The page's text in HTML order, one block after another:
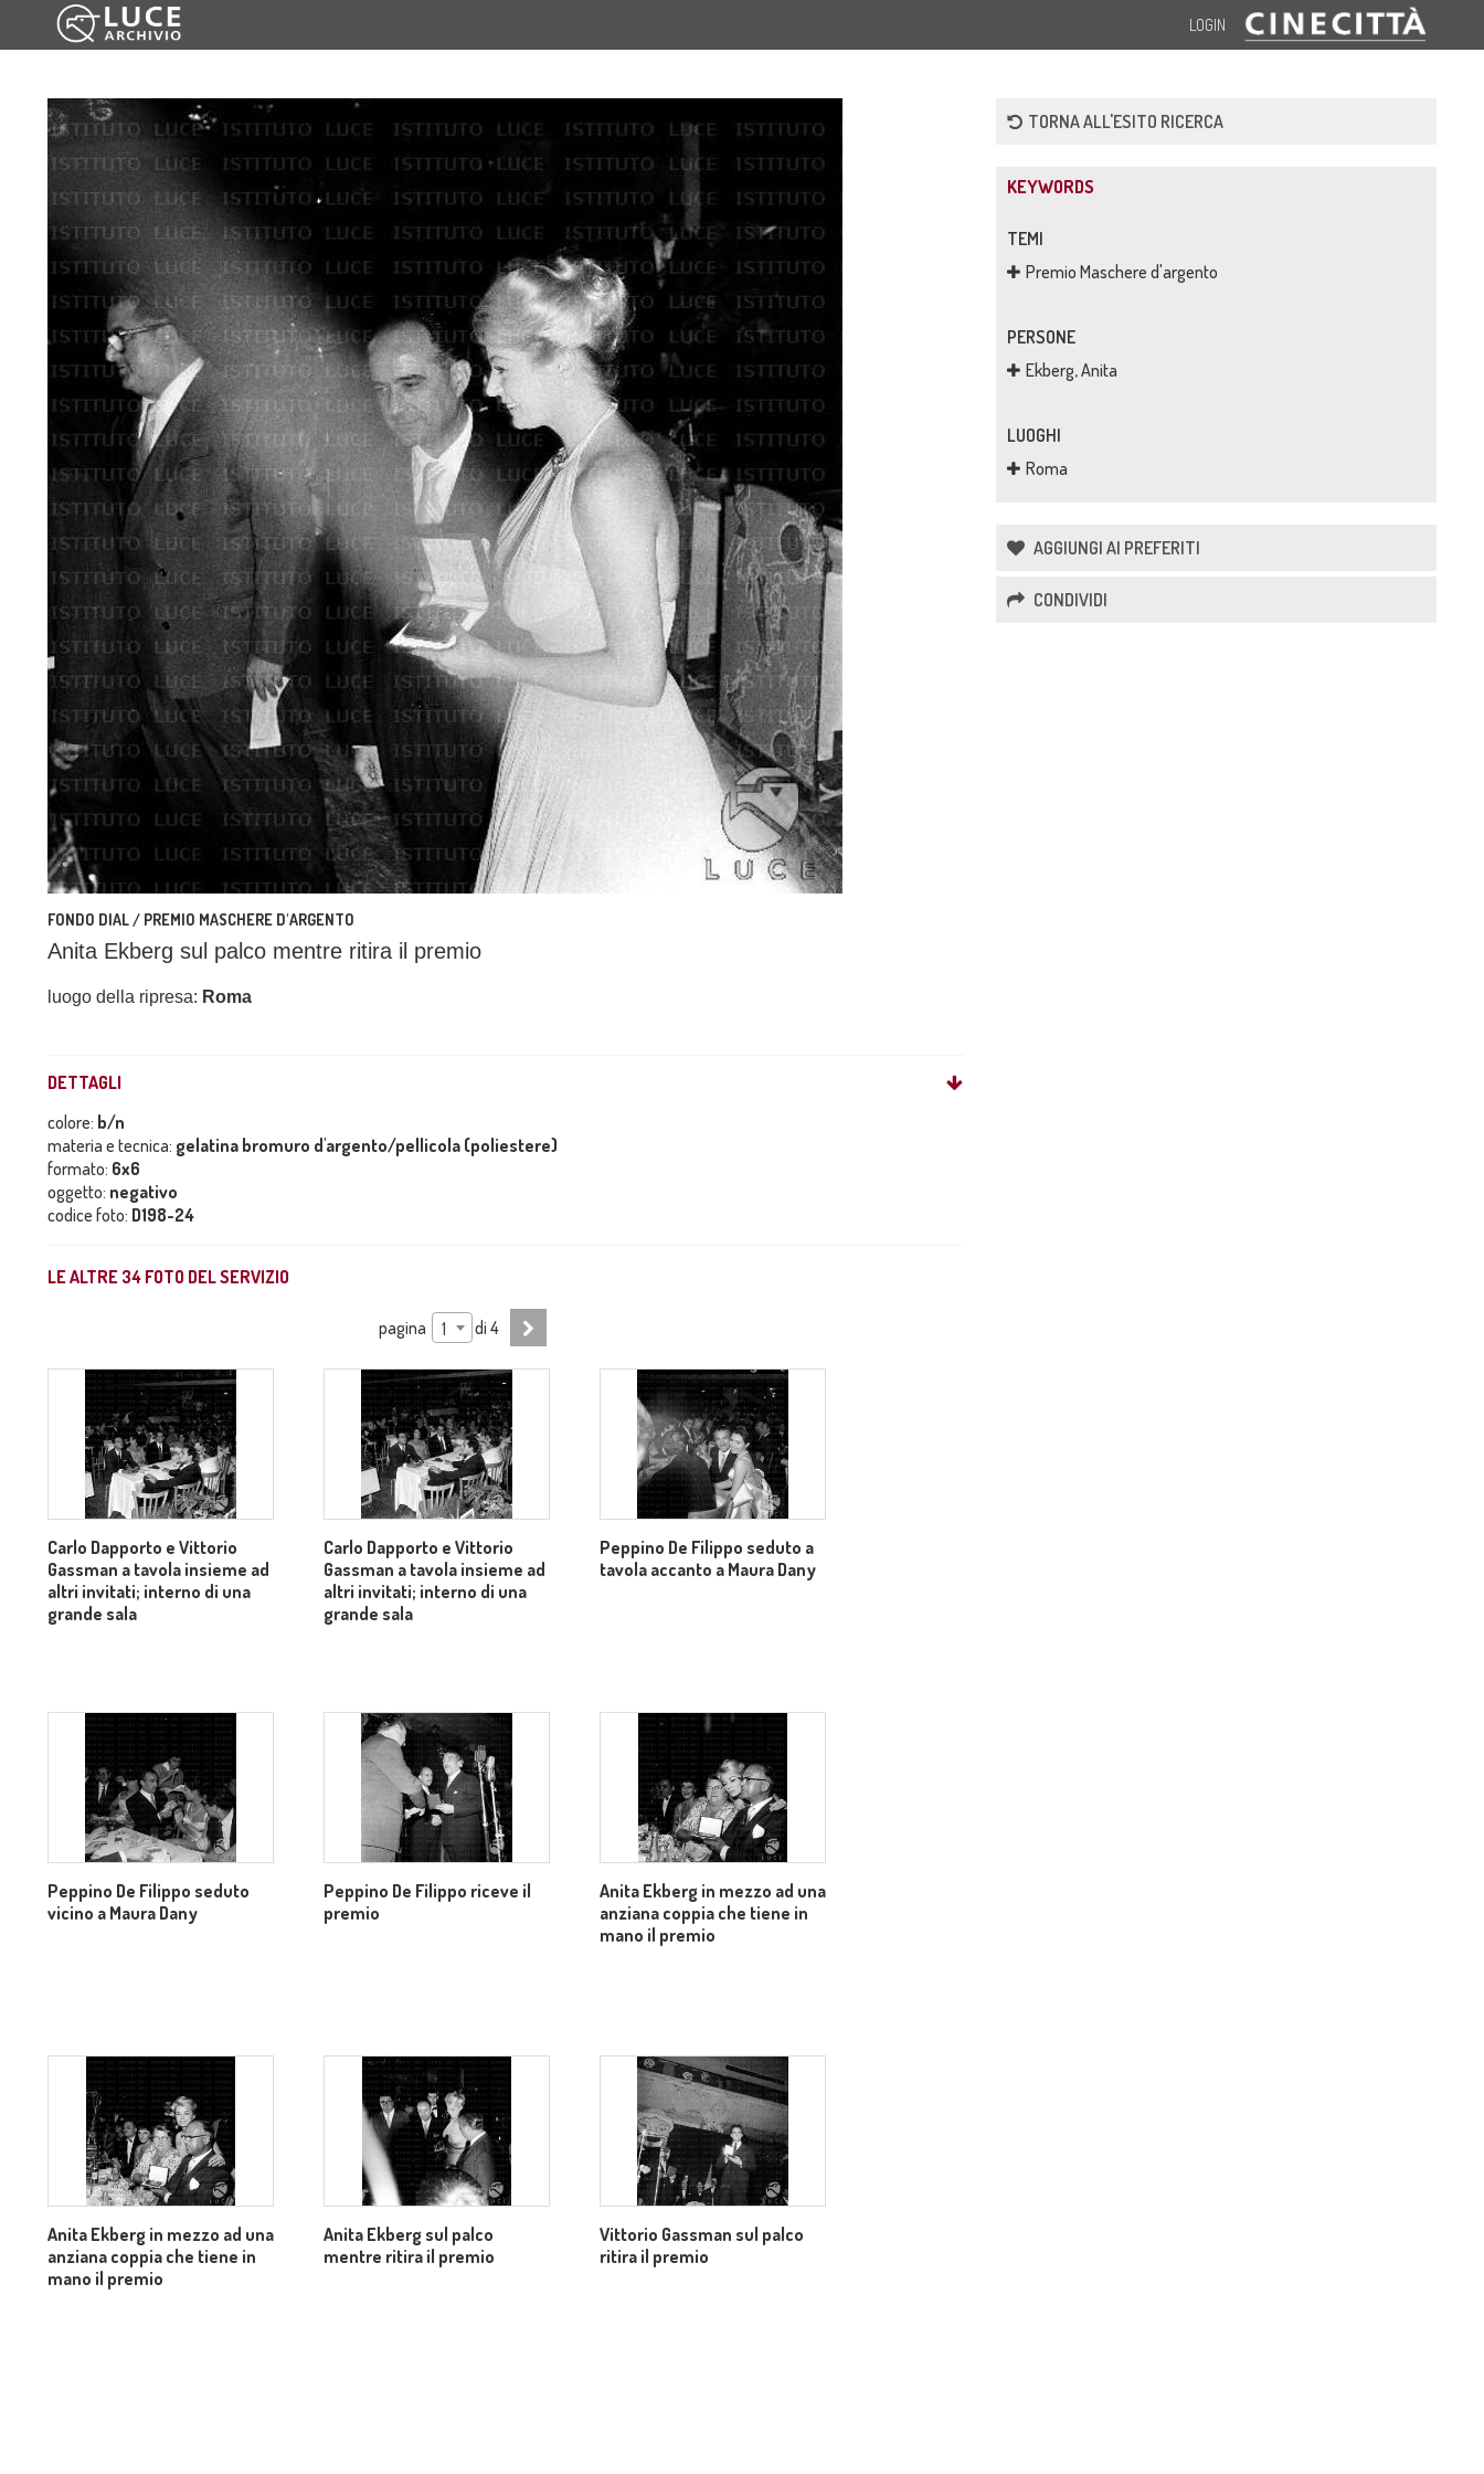
LOGIN
FONDO DIAL / PREMIO MASCHERE D'ARGENTO
Anita Ekberg sul palco mentre ritira il premio
luogo della ripresa: Roma
DETTAGLI
colore: b/n
materia e tecnica: gelatina bromuro d'argento/pellicola (poliestere)
formato: 6x6
oggetto: negativo
codice foto: D198-24
LE ALTRE 34 FOTO DEL SERVIZIO
pagina 1 di4
Carlo Dapporto e Vittorio
Gassman a tavola insieme ad
altri invitati; interno di una
grande sala
Carlo Dapporto e Vittorio
Gassman a tavola insieme ad
altri invitati; interno di una
grande sala
Peppino De Filippo seduto a
tavola accanto a Maura Dany
Peppino De Filippo seduto
vicino a Maura Dany
Peppino De Filippo riceve il
premio
Anita Ekberg in mezzo ad una
anziana coppia che tiene in
mano il premio
Anita Ekberg in mezzo ad una
anziana coppia che tiene in
mano il premio
Anita Ekberg sul palco
mentre ritira il premio
Vittorio Gassman sul palco
ritira il premio
TORNA ALL'ESITO RICERCA
KEYWORDS
TEMI
Premio Maschere d'argento
PERSONE
Ekberg, Anita
LUOGHI
Roma
AGGIUNGI AI PREFERITI
CONDIVIDI